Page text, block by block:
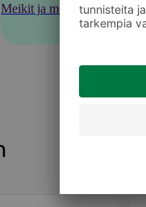
Meikit ja meikkaustarvikkeet